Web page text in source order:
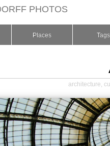
PHOTOS
Places Tags
architecture,